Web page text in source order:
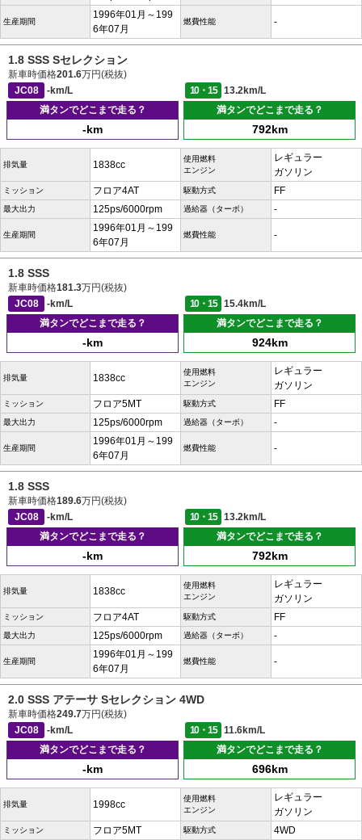
生産期間
1996年01月～199
6年07月
燃費性能 -
1.8 SSS Sセレクション
新車時価格201.6万円(税抜)
JC08
-km/L 10・15
13.2km/L
満タンでどこまで走る？
-km
満タンでどこまで走る？
792km
排気量 1838cc
使用燃料
エンジン
レギュラー
ガソリン
ミッション フロア4AT 駆動方式 FF
最大出力 125ps/6000rpm 過給器（ターボ） -
生産期間
1996年01月～199
6年07月
燃費性能 -
1.8 SSS
新車時価格181.3万円(税抜)
JC08
-km/L 10・15
15.4km/L
満タンでどこまで走る？
-km
満タンでどこまで走る？
924km
排気量 1838cc
使用燃料
エンジン
レギュラー
ガソリン
ミッション フロア5MT 駆動方式 FF
最大出力 125ps/6000rpm 過給器（ターボ） -
生産期間
1996年01月～199
6年07月
燃費性能 -
1.8 SSS
新車時価格189.6万円(税抜)
JC08
-km/L 10・15
13.2km/L
満タンでどこまで走る？
-km
満タンでどこまで走る？
792km
排気量 1838cc
使用燃料
エンジン
レギュラー
ガソリン
ミッション フロア4AT 駆動方式 FF
最大出力 125ps/6000rpm 過給器（ターボ） -
生産期間
1996年01月～199
6年07月
燃費性能 -
2.0 SSS アテーサ Sセレクション 4WD
新車時価格249.7万円(税抜)
JC08
-km/L 10・15
11.6km/L
満タンでどこまで走る？
-km
満タンでどこまで走る？
696km
排気量 1998cc
使用燃料
エンジン
レギュラー
ガソリン
ミッション フロア5MT 駆動方式 4WD